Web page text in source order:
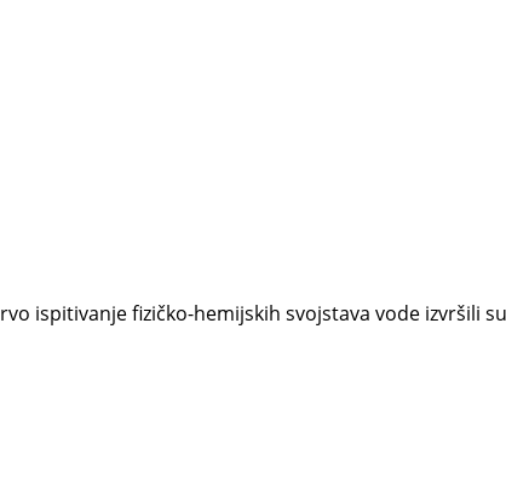
ispitivanje fizičko-hemijskih svojstava vode izvršili